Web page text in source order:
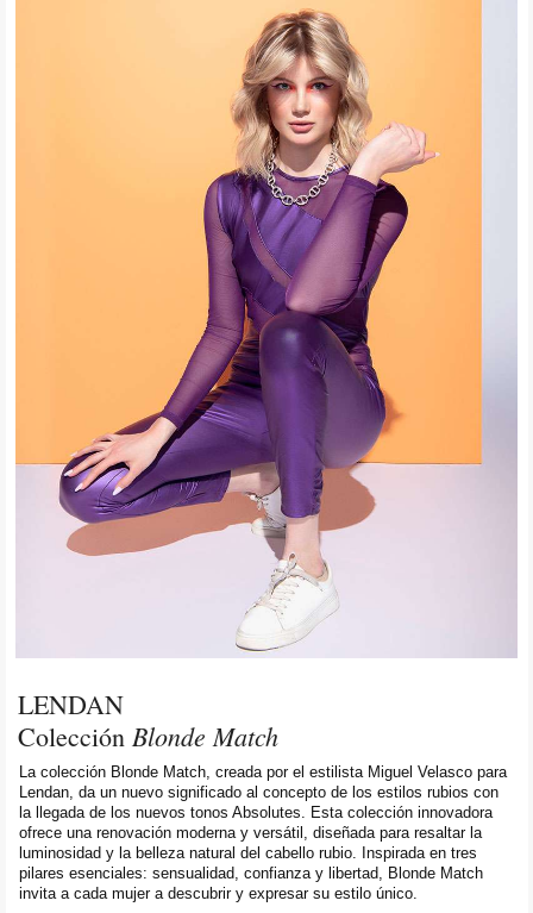
LENDAN
Colección Blonde Match
La colección Blonde Match, creada por el estilista Miguel Velasco para
Lendan, da un nuevo significado al concepto de los estilos rubios con
la llegada de los nuevos tonos Absolutes. Esta colección innovadora
ofrece una renovación moderna y versátil, diseñada para resaltar la
luminosidad y la belleza natural del cabello rubio. Inspirada en tres
pilares esenciales: sensualidad, confianza y libertad, Blonde Match
invita a cada mujer a descubrir y expresar su estilo único.